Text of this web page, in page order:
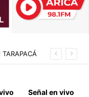
Señal en vivo